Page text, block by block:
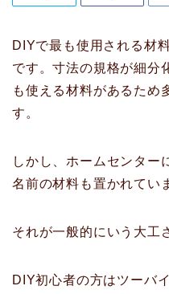
DIYで最も使用される材
です。寸法の規格が細分
も使える材料があるため
す。
しかし、ホームセンター
名前の材料も置かれてい
それが一般的にいう大工
DIY初心者の方はツーバ